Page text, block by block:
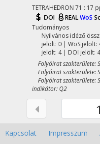
TETRAHEDRON 71 : 17
DOI
REALWoS
Tudományos
Nyilvános idéző
jelölt: 0 | WoS jelölt:
jelölt: 4 | DOI jelölt: 4
Folyóirat szakterülete:
Folyóirat szakterülete:
Folyóirat szakterülete:
indikátor: Q2
Kapcsolat Impresszum